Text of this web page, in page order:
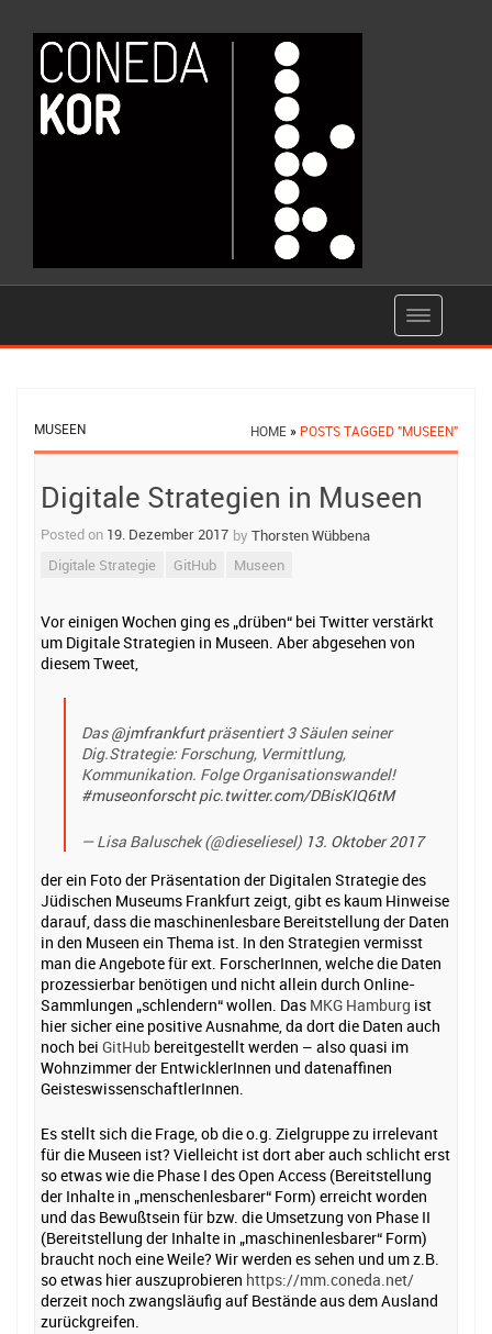
HOME » POSTS TAGGED "MUSEEN"
MUSEEN
Digitale Strategien in Museen
Posted on 19. Dezember 2017 by Thorsten Wübbena
Digitale Strategie
GitHub Museen
Vor einigen Wochen ging es „drüben“ bei Twitter verstärkt
um Digitale Strategien in Museen. Aber abgesehen von
diesem Tweet,
Das@jmfrankfurtpräsentiert 3 Säulen seiner
Dig.Strategie: Forschung, Vermittlung,
Kommunikation. Folge Organisationswandel!
#museonforscht pic.twitter.com/DBisKIQ6tM
— Lisa Baluschek (@dieseliesel) 13. Oktober 2017
der ein Foto der Präsentation der Digitalen Strategie des
Jüdischen Museums Frankfurt zeigt, gibt es kaum Hinweise
darauf, dass die maschinenlesbare Bereitstellung der Daten
in den Museen ein Thema ist. In den Strategien vermisst
man die Angebote für ext. ForscherInnen, welche die Daten
prozessierbar benötigen und nicht allein durch Online-
Sammlungen „schlendern“ wollen. Das MKG Hamburg ist
hier sicher eine positive Ausnahme, da dort die Daten auch
noch bei GitHub bereitgestellt werden – also quasi im
Wohnzimmer der EntwicklerInnen und datenaffinen
GeisteswissenschaftlerInnen.
Es stellt sich die Frage, ob die o.g. Zielgruppe zu irrelevant
für die Museen ist? Vielleicht ist dort aber auch schlicht erst
so etwas wie die Phase I des Open Access (Bereitstellung
der Inhalte in „menschenlesbarer“ Form) erreicht worden
und das Bewußtsein für bzw. die Umsetzung von Phase II
(Bereitstellung der Inhalte in „maschinenlesbarer“ Form)
braucht noch eine Weile? Wir werden es sehen und um z.B.
so etwas hier auszuprobieren https://mm.coneda.net/
derzeit noch zwangsläufig auf Bestände aus dem Ausland
zurückgreifen.